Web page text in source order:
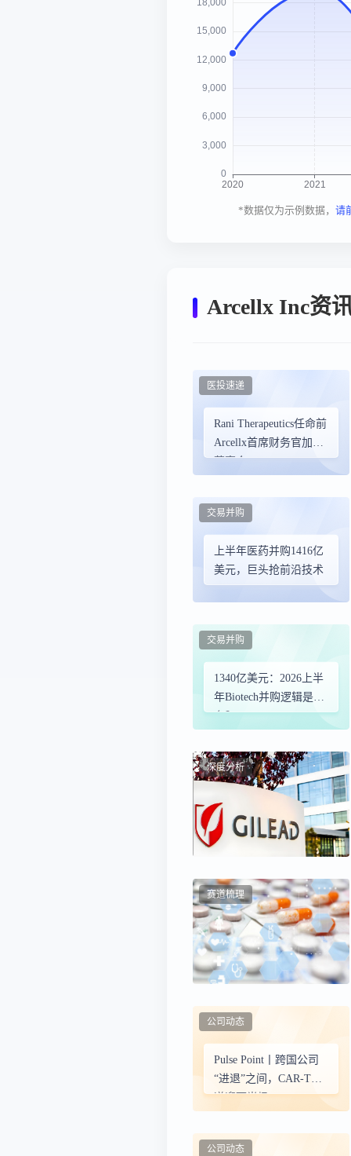
*数据仅为示例数据， 请
Arcellx Inc资
Rani Therapeutics任命前
Arcellx首席财务官加入
董事会
医投速递
上半年医药并购1416亿
美元，巨头抢前沿技术
交易并购
1340亿美元：2026上半
年Biotech并购逻辑是什
么？
交易并购
深度分析
赛道梳理
Pulse Point丨跨国公司
“进退”之间，CAR-T赛
道迎下半场
公司动态
公司动态